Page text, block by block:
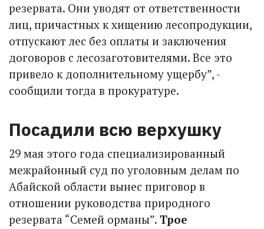
резервата. Они уводят от ответственности
лиц, причастных к хищению лесопродукции,
отпускают лес без оплаты и заключения
договоров с лесозаготовителями. Все это
привело к дополнительному ущербу”, -
сообщили тогда в прокуратуре.
Посадили всю верхушку
29 мая этого года специализированный
межрайонный суд по уголовным делам по
Абайской области вынес приговор в
отношении руководства природного
резервата “Семей орманы”. Трое